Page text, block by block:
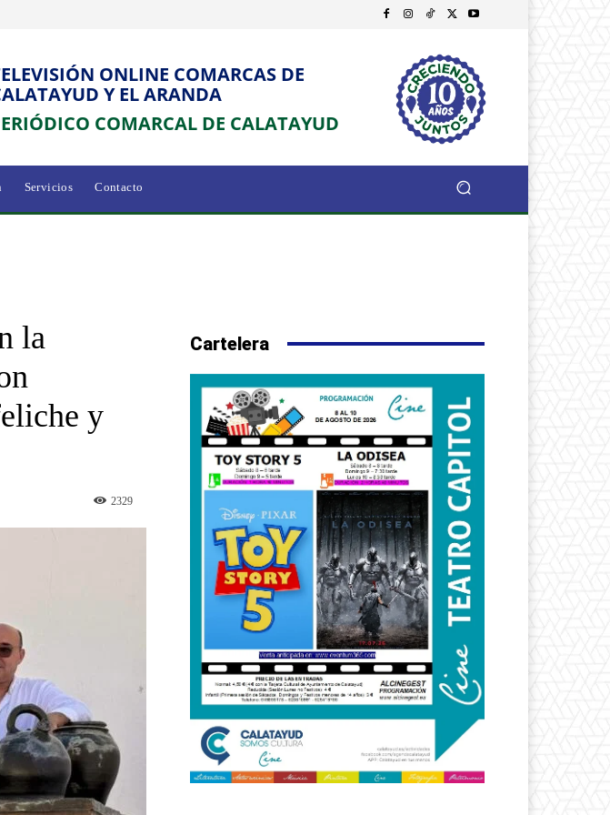
ONLINE COMARCAS DE
Y EL ARANDA
COMARCAL DE CALATAYUD
Servicios Contacto
la
y
2329
Cartelera